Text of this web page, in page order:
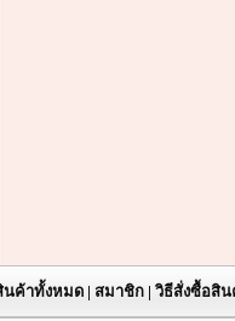
นค้าทั้งหมด |สมาชิก |วิธีสั่งซื้อสิ